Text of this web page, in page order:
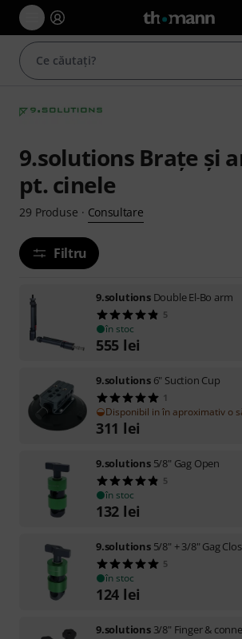
9.solutions Brațe și
pt. cinele
29 Produse · Consultare
Filtru
9.solutions Double El-Bo arm
5
în stoc
555 lei
9.solutions 6" Suction Cup
1
Disponibil in în aproximativ o
311 lei
9.solutions 5/8" Gag Open
5
în stoc
132 lei
9.solutions 5/8" + 3/8" Gag
5
în stoc
124 lei
9.solutions 3/8" Finger &